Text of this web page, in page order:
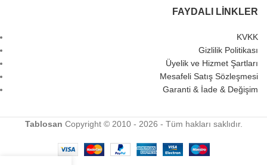
FAYDALI LINKLER
KVKK
Gizlilik Politikası
Üyelik ve Hizmet Şartları
Mesafeli Satış Sözleşmesi
Garanti & İade & Değişim
Tablosan Copyright © 2010 - 2026 - Tüm hakları saklıdır.